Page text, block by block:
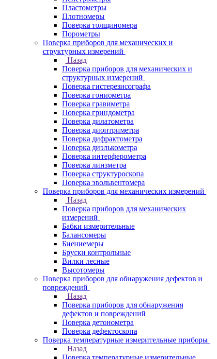
Пластометры
Плотномеры
Поверка толщиномера
Порометры
Поверка приборов для механических и
структурных измерений
Назад
Поверка приборов для механических и
структурных измерений
Поверка гистерезисографа
Поверка гониометра
Поверка гравиметра
Поверка гриндометра
Поверка дилатометра
Поверка диоптриметра
Поверка дифрактометра
Поверка диэлькометра
Поверка интерферометра
Поверка линзметра
Поверка структуроскопа
Поверка эвольвентомера
Поверка приборов для механических измерений
Назад
Поверка приборов для механических
измерений
Бабки измерительные
Балансомеры
Биениемеры
Бруски контрольные
Вилки лесные
Высотомеры
Поверка приборов для обнаружения дефектов и
повреждений
Назад
Поверка приборов для обнаружения
дефектов и повреждений
Поверка детонометра
Поверка дефектоскопа
Поверка температурные измерительные приборы
Назад
Поверка температурные измерительные